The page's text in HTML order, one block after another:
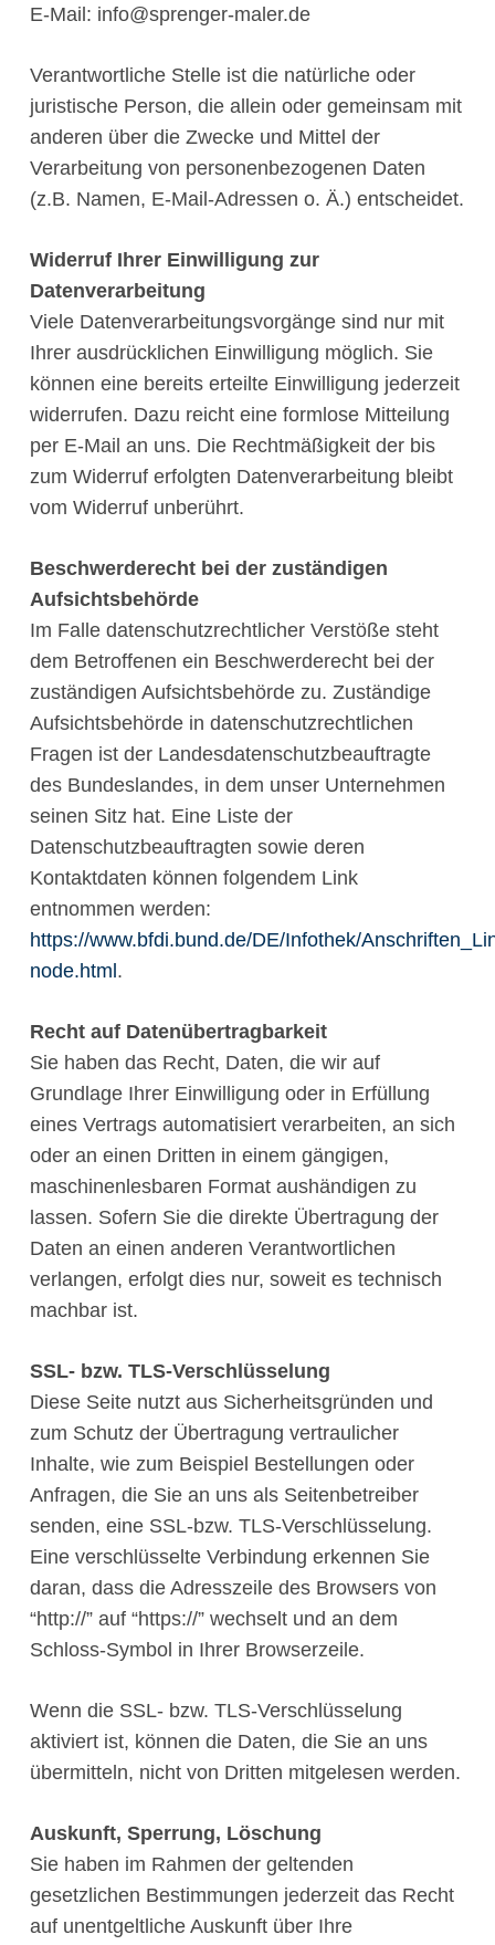
E-Mail: info@sprenger-maler.de
Verantwortliche Stelle ist die natürliche oder
juristische Person, die allein oder gemeinsam mit
anderen über die Zwecke und Mittel der
Verarbeitung von personenbezogenen Daten
(z.B. Namen, E-Mail-Adressen o. Ä.) entscheidet.
Widerruf Ihrer Einwilligung zur
Datenverarbeitung
Viele Datenverarbeitungsvorgänge sind nur mit
Ihrer ausdrücklichen Einwilligung möglich. Sie
können eine bereits erteilte Einwilligung jederzeit
widerrufen. Dazu reicht eine formlose Mitteilung
per E-Mail an uns. Die Rechtmäßigkeit der bis
zum Widerruf erfolgten Datenverarbeitung bleibt
vom Widerruf unberührt.
Beschwerderecht bei der zuständigen
Aufsichtsbehörde
Im Falle datenschutzrechtlicher Verstöße steht
dem Betroffenen ein Beschwerderecht bei der
zuständigen Aufsichtsbehörde zu. Zuständige
Aufsichtsbehörde in datenschutzrechtlichen
Fragen ist der Landesdatenschutzbeauftragte
des Bundeslandes, in dem unser Unternehmen
seinen Sitz hat. Eine Liste der
Datenschutzbeauftragten sowie deren
Kontaktdaten können folgendem Link
entnommen werden:
https://www.bfdi.bund.de/DE/Infothek/
node.html .
Recht auf Datenübertragbarkeit
Sie haben das Recht, Daten, die wir auf
Grundlage Ihrer Einwilligung oder in Erfüllung
eines Vertrags automatisiert verarbeiten, an sich
oder an einen Dritten in einem gängigen,
maschinenlesbaren Format aushändigen zu
lassen. Sofern Sie die direkte Übertragung der
Daten an einen anderen Verantwortlichen
verlangen, erfolgt dies nur, soweit es technisch
machbar ist.
SSL- bzw. TLS-Verschlüsselung
Diese Seite nutzt aus Sicherheitsgründen und
zum Schutz der Übertragung vertraulicher
Inhalte, wie zum Beispiel Bestellungen oder
Anfragen, die Sie an uns als Seitenbetreiber
senden, eine SSL-bzw. TLS-Verschlüsselung.
Eine verschlüsselte Verbindung erkennen Sie
daran, dass die Adresszeile des Browsers von
“http://” auf “https://” wechselt und an dem
Schloss-Symbol in Ihrer Browserzeile.
Wenn die SSL- bzw. TLS-Verschlüsselung
aktiviert ist, können die Daten, die Sie an uns
übermitteln, nicht von Dritten mitgelesen werden.
Auskunft, Sperrung, Löschung
Sie haben im Rahmen der geltenden
gesetzlichen Bestimmungen jederzeit das Recht
auf unentgeltliche Auskunft über Ihre